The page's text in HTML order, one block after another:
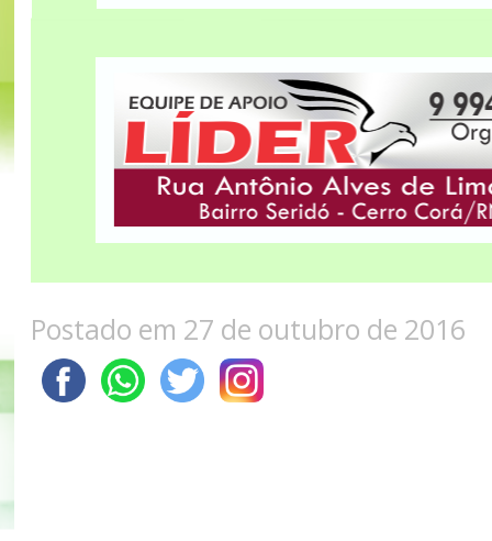
Postado em 27 de outubro de 2016